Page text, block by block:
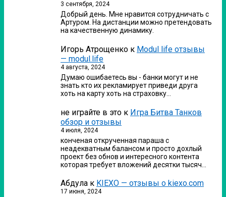
3 сентября, 2024
Добрый день. Мне нравится сотрудничать с
Артуром. На дистанции можно претендовать
на качественную динамику.
Игорь Атрощенко к Modul life отзывы
— modul.life
4 августа, 2024
Думаю ошибаетесь вы - банки могут и не
знать кто их рекламирует приведи друга
хоть на карту хоть на страховку…
не играйте в это к Игра Битва Танков
обзор и отзывы
4 июля, 2024
конченая открученная параша с
неадекватным балансом и просто дохлый
проект без обнов и интересного контента
которая требует вложений десятки тысяч…
Абдула к KIEXO — отзывы о kiexo.com
17 июня, 2024